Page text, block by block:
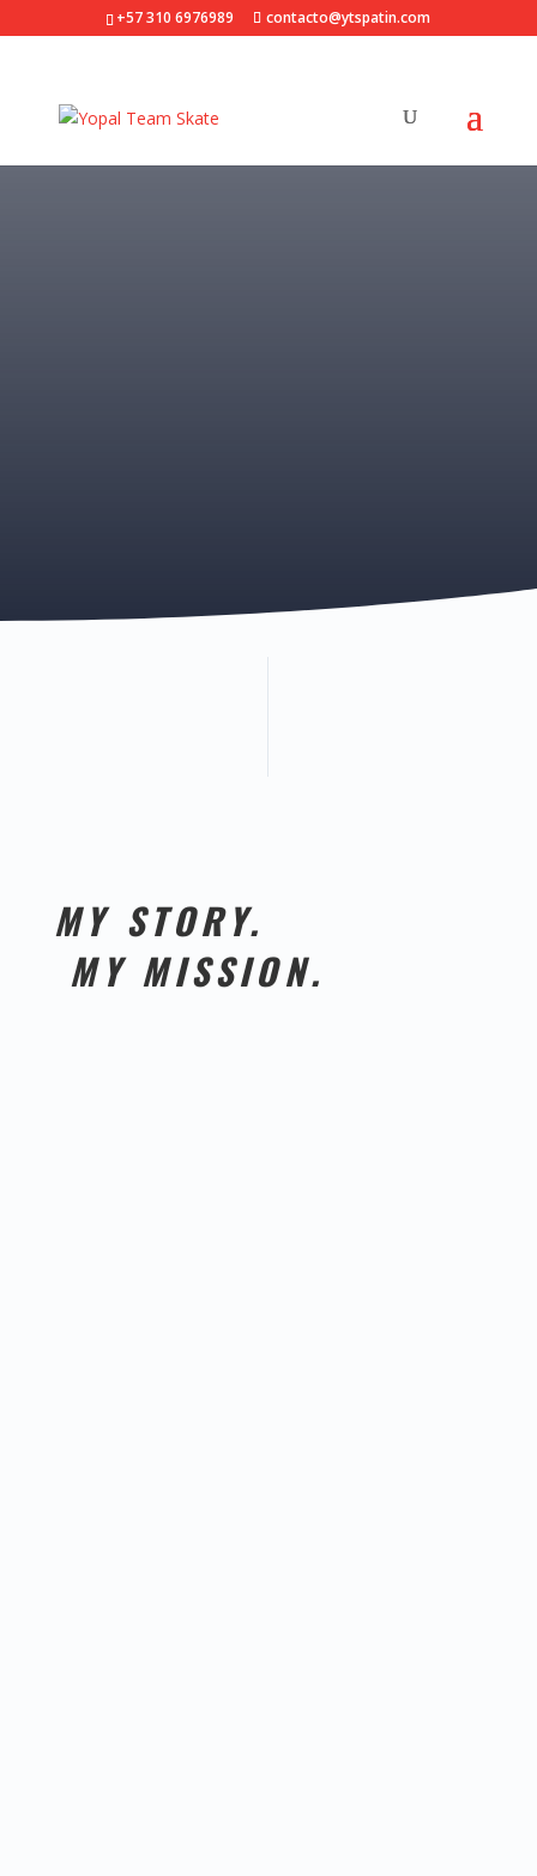
+57 310 6976989 contacto@ytspatin.com
MY STORY.
MY MISSION.